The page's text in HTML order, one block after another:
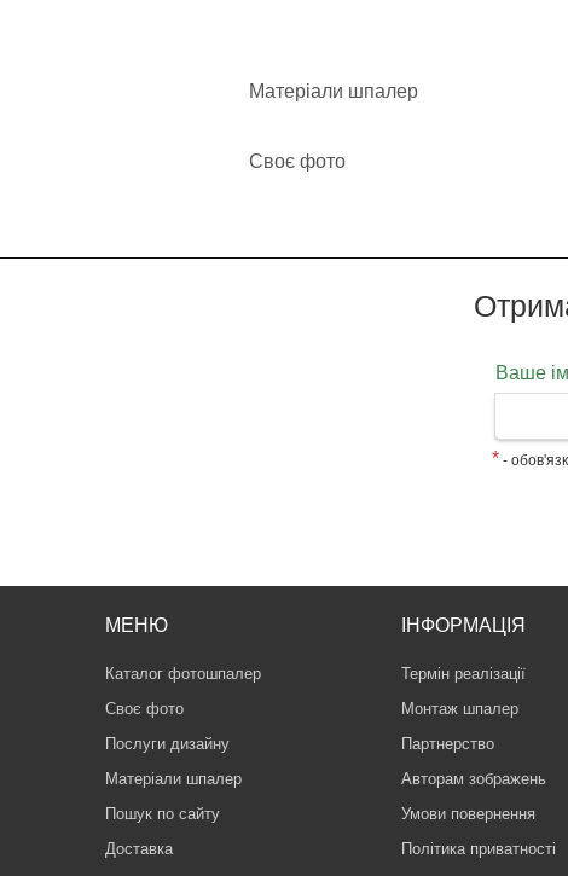
Матеріали шпалер
Своє фото
Ваше
* -
МЕНЮ
Каталог фотошпалер
Своє фото
Послуги дизайну
Матеріали шпалер
Пошук по сайту
Доставка
ІНФОРМАЦІЯ
Термін реалізації
Монтаж шпалер
Партнерство
Авторам зображень
Умови повернення
Політика приватності